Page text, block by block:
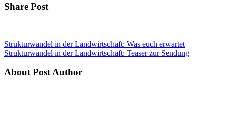
Share Post
Strukturwandel in der Landwirtschaft: Was euch erwartet
Strukturwandel in der Landwirtschaft: Teaser zur Sendung
About Post Author